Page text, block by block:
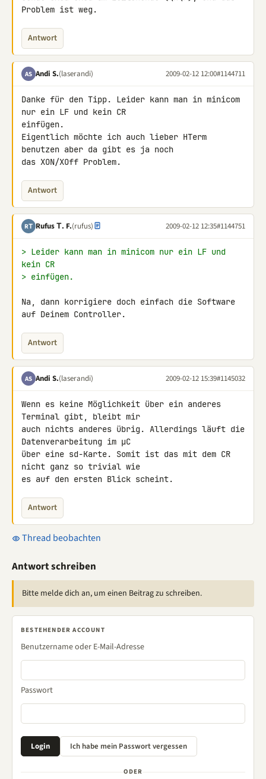
Problem ist weg.
Antwort
AS Andi S.(laserandi) 2009-02-12 12:00#1144711
Danke für den Tipp. Leider kann man in minicom
nur ein LF und kein CR
einfügen.
Eigentlich möchte ich auch lieber HTerm
benutzen aber da gibt es ja noch
das XON/XOff Problem.
Antwort
RΤ Rufus Τ. F.(rufus) 2009-02-12 12:35#1144751
> Leider kann man in minicom nur ein LF und
kein CR
> einfügen.
Na, dann korrigiere doch einfach die Software
auf Deinem Controller.
Antwort
AS Andi S.(laserandi) 2009-02-12 15:39#1145032
Wenn es keine Möglichkeit über ein anderes
Terminal gibt, bleibt mir
auch nichts anderes übrig. Allerdings läuft die
Datenverarbeitung im µC
über eine sd-Karte. Somit ist das mit dem CR
nicht ganz so trivial wie
es auf den ersten Blick scheint.
Antwort
Thread beobachten
Antwort schreiben
Bitte melde dich an, um einen Beitrag zu schreiben.
BESTEHENDER ACCOUNT
Benutzername oder E-Mail-Adresse
Passwort
ODER